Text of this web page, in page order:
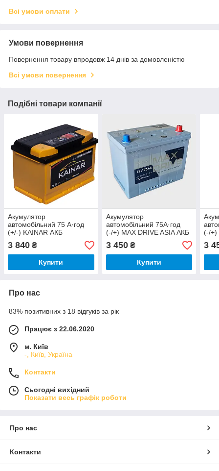
Всі умови оплати
Умови повернення
Повернення товару впродовж 14 днів за домовленістю
Всі умови повернення
Подібні товари компанії
Акумулятор
автомобільний 75 А·год
(+/-) KAINAR АКБ
278x175x190
3 840 ₴
Купити
Акумулятор
автомобільний 75А·год
(-/+) MAX DRIVE ASIA АКБ
260x172x218
3 450₴
Купити
(-/+)
3
Про нас
83% позитивних з 18 відгуків за рік
Працює з 22.06.2020
м. Київ
-, Київ, Україна
Контакти
Сьогодні вихідний
Показати весь графік роботи
Про нас
Контакти